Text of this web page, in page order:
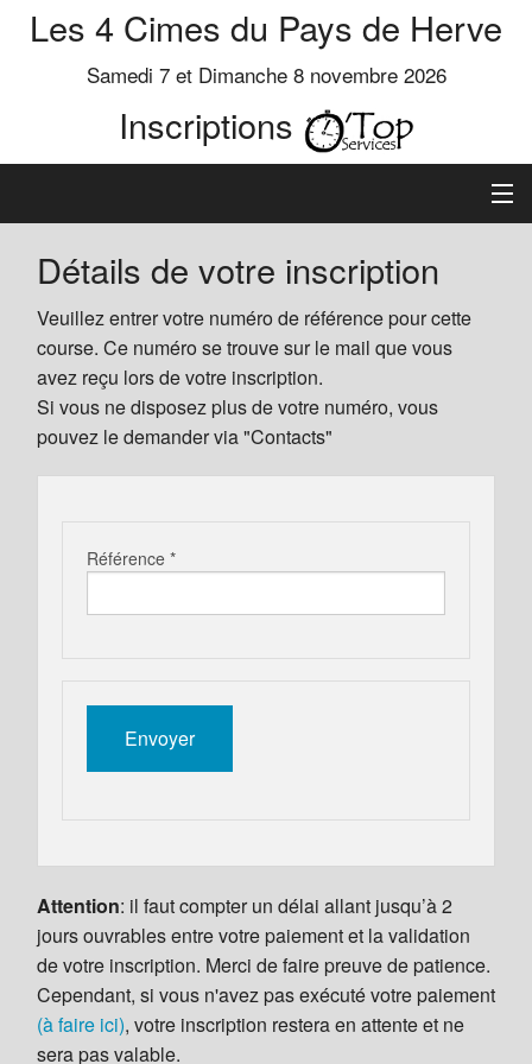
Les 4 Cimes du Pays de Herve
Samedi 7 et Dimanche 8 novembre 2026
Inscriptions
Inscription
Préinscrits
Informations
Détails de votre inscription
Veuillez entrer votre numéro de référence pour cette
course. Ce numéro se trouve sur le mail que vous
avez reçu lors de votre inscription.
Si vous ne disposez plus de votre numéro, vous
pouvez le demander via "Contacts"
Référence *
Attention: il faut compter un délai allant jusqu’à 2
jours ouvrables entre votre paiement et la validation
de votre inscription. Merci de faire preuve de patience.
Cependant, si vous n'avez pas exécuté votre paiement
(à faire ici), votre inscription restera en attente et ne
sera pas valable.